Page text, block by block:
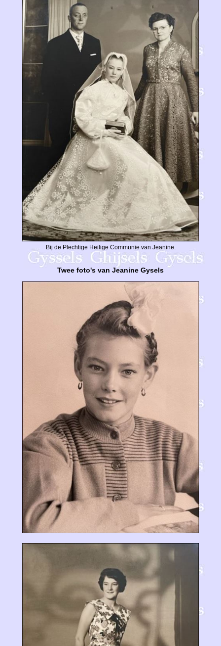
Bij de Plechtige Heilige Communie van Jeanine.
Twee foto's van Jeanine Gysels